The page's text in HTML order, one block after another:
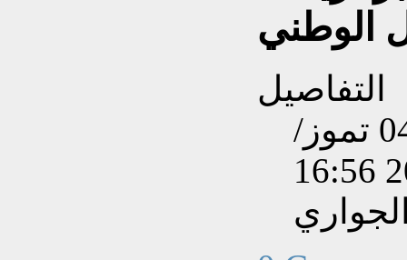
التفاصيل
تم إنشاءه بتاريخ السبت, 04 تموز/